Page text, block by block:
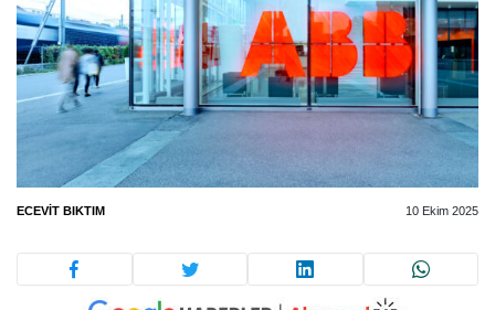
ECEVIT BIKTIM 10 Ekim 2025